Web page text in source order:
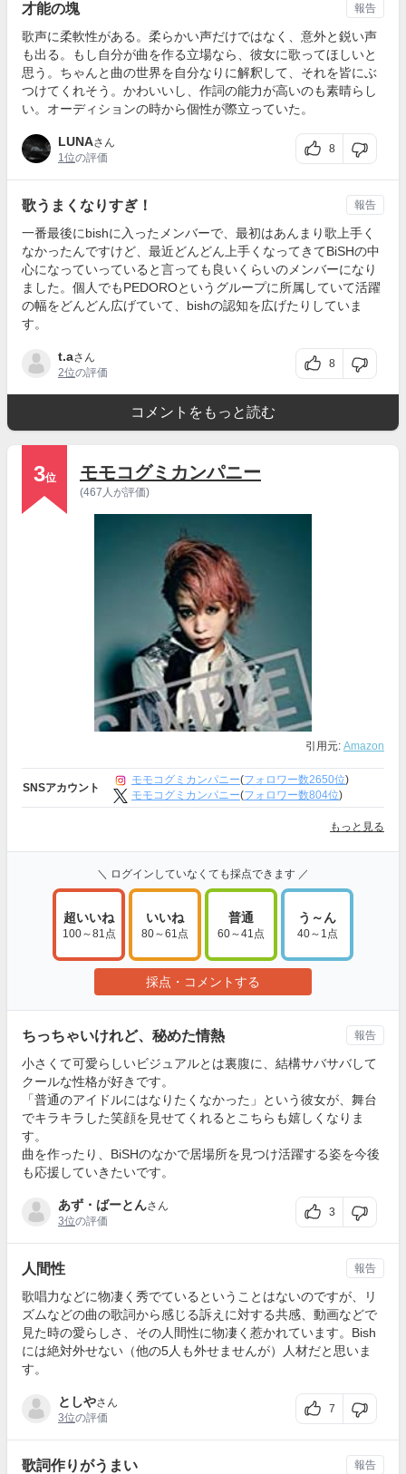
才能の塊
歌声に柔軟性がある。柔らかい声だけではなく、意外と鋭い声
も出る。もし自分が曲を作る立場なら、彼女に歌ってほしいと
思う。ちゃんと曲の世界を自分なりに解釈して、それを皆にぶ
つけてくれそう。かわいいし、作詞の能力が高いのも素晴らし
い。オーディションの時から個性が際立っていた。
LUNAさん
1位の評価
8
報告
歌うまくなりすぎ！
一番最後にbishに入ったメンバーで、最初はあんまり歌上手く
なかったんですけど、最近どんどん上手くなってきてBiSHの中
心になっていっていると言っても良いくらいのメンバーになり
ました。個人でもPEDOROというグループに所属していて活躍
の幅をどんどん広げていて、bishの認知を広げたりしていま
す。
t.aさん
2位の評価
8
報告
コメントをもっと読む
3位 モモコグミカンパニー
(467人が評価)
引用元: Amazon
SNSアカウント
モモコグミカンパニー(フォロワー数2650位)
モモコグミカンパニー(フォロワー数804位)
もっと見る
＼ ログインしていなくても採点できます ／
超いいね
100～81点
いいね
80～61点
普通
60～41点
う～ん
40～1点
採点・コメントする
ちっちゃいけれど、秘めた情熱
小さくて可愛らしいビジュアルとは裏腹に、結構サバサバして
クールな性格が好きです。
「普通のアイドルにはなりたくなかった」という彼女が、舞台
でキラキラした笑顔を見せてくれるとこちらも嬉しくなりま
す。
曲を作ったり、BiSHのなかで居場所を見つけ活躍する姿を今後
も応援していきたいです。
あず・ばーとんさん
3位の評価
3
報告
人間性
歌唱力などに物凄く秀でているということはないのですが、リ
ズムなどの曲の歌詞から感じる訴えに対する共感、動画などで
見た時の愛らしさ、その人間性に物凄く惹かれています。Bish
には絶対外せない（他の5人も外せませんが）人材だと思いま
す。
としやさん
3位の評価
7
報告
歌詞作りがうまい 報告